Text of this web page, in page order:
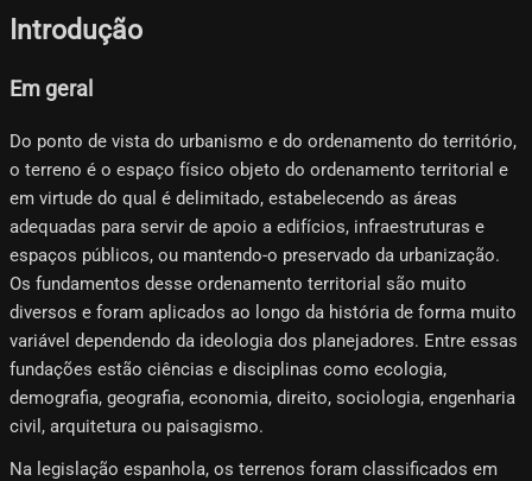
Introdução
Em geral
Do ponto de vista do urbanismo e do ordenamento do território,
o terreno é o espaço físico objeto do ordenamento territorial e
em virtude do qual é delimitado, estabelecendo as áreas
adequadas para servir de apoio a edifícios, infraestruturas e
espaços públicos, ou mantendo-o preservado da urbanização.
Os fundamentos desse ordenamento territorial são muito
diversos e foram aplicados ao longo da história de forma muito
variável dependendo da ideologia dos planejadores. Entre essas
fundações estão ciências e disciplinas como ecologia,
demografia, geografia, economia, direito, sociologia, engenharia
civil, arquitetura ou paisagismo.
Na legislação espanhola, os terrenos foram classificados em